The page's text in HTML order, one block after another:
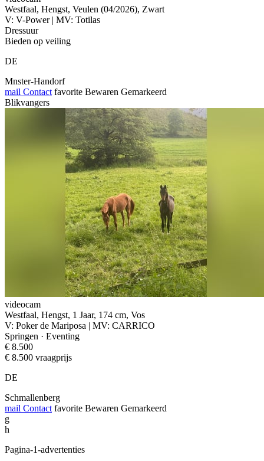
Westfaal, Hengst, Veulen (04/2026), Zwart
V: V-Power | MV: Totilas
Dressuur
Bieden op veiling
DE
Mnster-Handorf
mail Contact favorite Bewaren Gemarkeerd
Blikvangers
videocam
Westfaal, Hengst, 1 Jaar, 174 cm, Vos
V: Poker de Mariposa | MV: CARRICO
Springen · Eventing
€ 8.500
€ 8.500 vraagprijs
DE
Schmallenberg
mail Contact favorite Bewaren Gemarkeerd
g
h
Pagina-1-advertenties